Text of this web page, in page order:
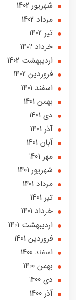
شهریور 1402
مرداد 1402
تير 1402
خرداد 1402
ارديبهشت 1402
فروردین 1402
اسفند 1401
بهمن 1401
دی 1401
آذر 1401
آبان 1401
مهر 1401
شهریور 1401
مرداد 1401
تير 1401
خرداد 1401
ارديبهشت 1401
فروردین 1401
اسفند 1400
بهمن 1400
دی 1400
آذر 1400